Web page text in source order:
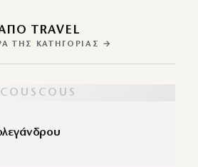
TRAVEL
ΤΗΣ ΚΑΤΗΓΟΡΊΑΣ →